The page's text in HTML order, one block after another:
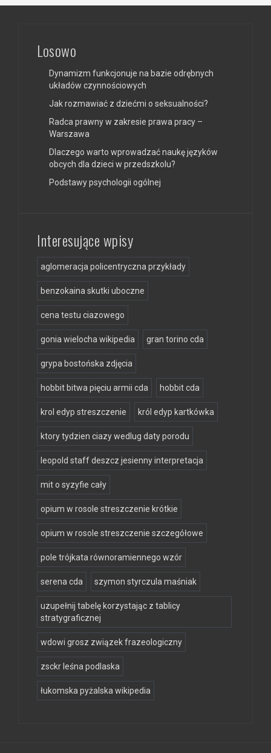
Losowo
Dynamizm funkcjonuje na bazie odrębnych
układów czynnościowych
Jak rozmawiać z dziećmi o seksualności?
Radca prawny w zakresie prawa pracy –
Warszawa
Dlaczego warto wprowadzać naukę języków
obcych dla dzieci w przedszkolu?
Podstawy psychologii ogólnej
Interesujące wpisy
aglomeracja policentryczna przykłady
benzokaina skutki uboczne
cena testu ciazowego
gonia wielocha wikipedia gran torino cda
grypa bostońska zdjęcia
hobbit bitwa pięciu armii cda hobbit cda
krol edyp streszczenie król edyp kartkówka
ktory tydzien ciazy wedlug daty porodu
leopold staff deszcz jesienny interpretacja
mit o syzyfie cały
opium w rosole streszczenie krótkie
opium w rosole streszczenie szczegółowe
pole trójkata równoramiennego wzór
serena cda szymon styrczula maśniak
uzupełnij tabelę korzystając z tablicy
stratygraficznej
wdowi grosz związek frazeologiczny
zsckr leśna podlaska
łukomska pyżalska wikipedia